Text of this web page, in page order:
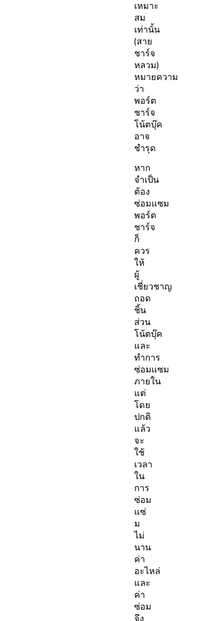
เหมาะ
สม
เท่านั้น
(สาย
ชาร์จ
หลวม)
หมายความ
ว่า
พอร์ต
ชาร์จ
โน้ตบุ๊ค
อาจ
ชำรุด
หาก
จำเป็น
ต้อง
ซ่อมแซม
พอร์ต
ชาร์จ
ก็
ควร
ให้
ผู้
เชี่ยวชาญ
ถอด
ชิ้น
ส่วน
โน้ตบุ๊ค
และ
ทำการ
ซ่อมแซม
ภายใน
แต่
โดย
ปกติ
แล้ว
จะ
ใช้
เวลา
ใน
การ
ซ่อม
แซ่
ม
ไม่
นาน
ค่า
อะไหล่
และ
ค่า
ซ่อม
จึง